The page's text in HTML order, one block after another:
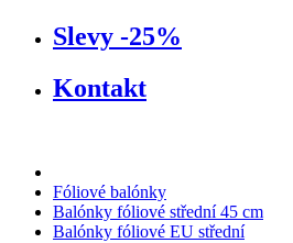
Slevy -25%
Kontakt
Fóliové balónky
Balónky fóliové střední 45 cm
Balónky fóliové EU střední